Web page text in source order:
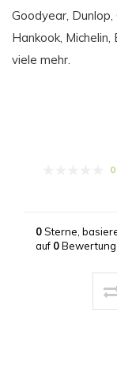
Goodyear,
Hankook,
viele mehr.
0
0Sterne,
auf 0